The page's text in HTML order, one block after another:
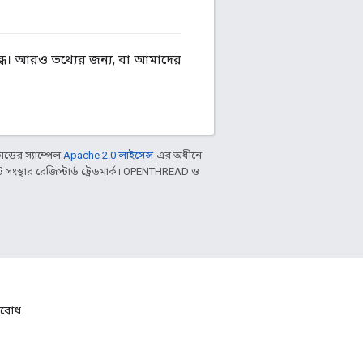
আরও তথ্যের জন্য, বা আমাদের
স্যাম্পেলApache 2.0 লাইসেন্স-এর অধীনে
রেজিস্টার্ড ট্রেডমার্ক। OPENTHREAD ও